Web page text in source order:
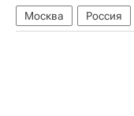
Москва Россия